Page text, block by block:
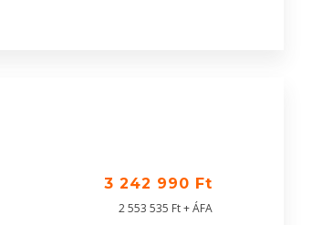
3 242 990 Ft
2 553 535 Ft + ÁFA